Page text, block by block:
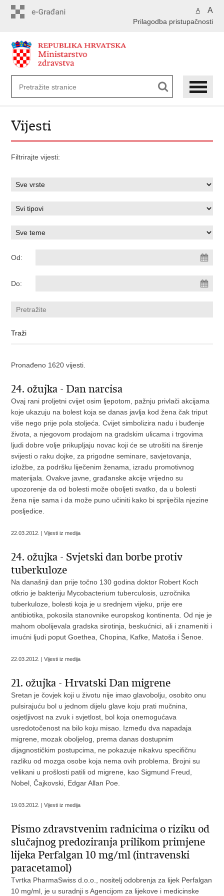
A A
Prilagodba pristupačnosti
Vijesti
Filtrirajte vijesti:
Od:
Do:
Pronađeno 1620 vijesti.
24. ožujka - Dan narcisa
Ovaj rani proljetni cvijet osim ljepotom, pažnju privlači akcijama
koje ukazuju na bolest koja se danas javlja kod žena čak triput
više nego prije pola stoljeća. Cvijet simbolizira nadu i buđenje
života, a njegovom prodajom na gradskim ulicama i trgovima
ljudi dobre volje prikupljaju novac koji će se utrošiti na širenje
svijesti o raku dojke, za prigodne seminare, savjetovanja,
izložbe, za podršku liječenim ženama, izradu promotivnog
materijala. Ovakve javne, građanske akcije vrijedno su
upozorenje da od bolesti može oboljeti svatko, da u bolesti
žena nije sama i da može puno učiniti kako bi spriječila njezine
posljedice.
22.03.2012. | Vijesti iz medija
24. ožujka - Svjetski dan borbe protiv
tuberkuloze
Na današnji dan prije točno 130 godina doktor Robert Koch
otkrio je bakteriju Mycobacterium tuberculosis , uzročnika
tuberkuloze, bolesti koja je u srednjem vijeku, prije ere
antibiotika, pokosila stanovnike europskog kontinenta. Od nje je
mahom obolijevala gradska sirotinja, beskućnici, ali i znameniti i
imućni ljudi poput Goethea, Chopina, Kafke, Matoša i Šenoe.
22.03.2012. | Vijesti iz medija
21. ožujka - Hrvatski Dan migrene
Sretan je čovjek koji u životu nije imao glavobolju, osobito onu
pulsirajuću bol u jednom dijelu glave koju prati mučnina,
osjetljivost na zvuk i svjetlost, bol koja onemogućava
usredotočenost na bilo koju misao. Između dva napadaja
migrene, mozak oboljelog, prema danas dostupnim
dijagnostičkim postupcima, ne pokazuje nikakvu specifičnu
razliku od mozga osobe koja nema ovih problema. Brojni su
velikani u prošlosti patili od migrene, kao Sigmund Freud,
Nobel, Čajkovski, Edgar Allan Poe.
19.03.2012. | Vijesti iz medija
Pismo zdravstvenim radnicima o riziku od
slučajnog predoziranja prilikom primjene
lijeka Perfalgan 10 mg/ml (intravenski
paracetamol)
Tvrtka PharmaSwiss d.o.o., nositelj odobrenja za lijek Perfalgan
10 mg/ml, je u suradnji s Agencijom za lijekove i medicinske